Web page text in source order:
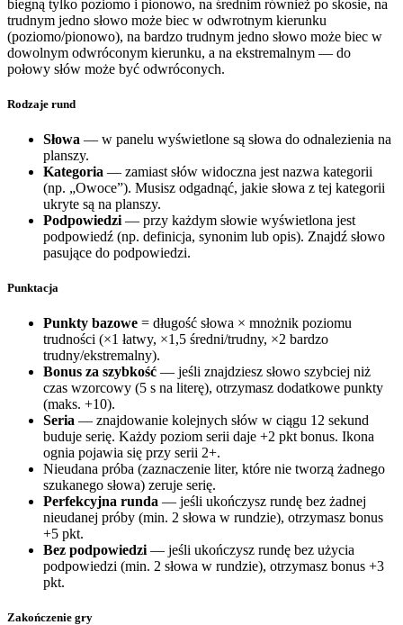
biegną tylko poziomo i pionowo, na średnim również po skosie, na
trudnym jedno słowo może biec w odwrotnym kierunku
(poziomo/pionowo), na bardzo trudnym jedno słowo może biec w
dowolnym odwróconym kierunku, a na ekstremalnym — do
połowy słów może być odwróconych.
Rodzaje rund
Słowa — w panelu wyświetlone są słowa do odnalezienia na
planszy.
Kategoria — zamiast słów widoczna jest nazwa kategorii
(np. „Owoce”). Musisz odgadnąć, jakie słowa z tej kategorii
ukryte są na planszy.
Podpowiedzi — przy każdym słowie wyświetlona jest
podpowiedź (np. definicja, synonim lub opis). Znajdź słowo
pasujące do podpowiedzi.
Punktacja
Punkty bazowe = długość słowa × mnożnik poziomu
trudności (×1 łatwy, ×1,5 średni/trudny, ×2 bardzo
trudny/ekstremalny).
Bonus za szybkość — jeśli znajdziesz słowo szybciej niż
czas wzorcowy (5 s na literę), otrzymasz dodatkowe punkty
(maks. +10).
Seria — znajdowanie kolejnych słów w ciągu 12 sekund
buduje serię. Każdy poziom serii daje +2 pkt bonus. Ikona
ognia pojawia się przy serii 2+.
Nieudana próba (zaznaczenie liter, które nie tworzą żadnego
szukanego słowa) zeruje serię.
Perfekcyjna runda — jeśli ukończysz rundę bez żadnej
nieudanej próby (min. 2 słowa w rundzie), otrzymasz bonus
+5 pkt.
Bez podpowiedzi — jeśli ukończysz rundę bez użycia
podpowiedzi (min. 2 słowa w rundzie), otrzymasz bonus +3
pkt.
Zakończenie gry